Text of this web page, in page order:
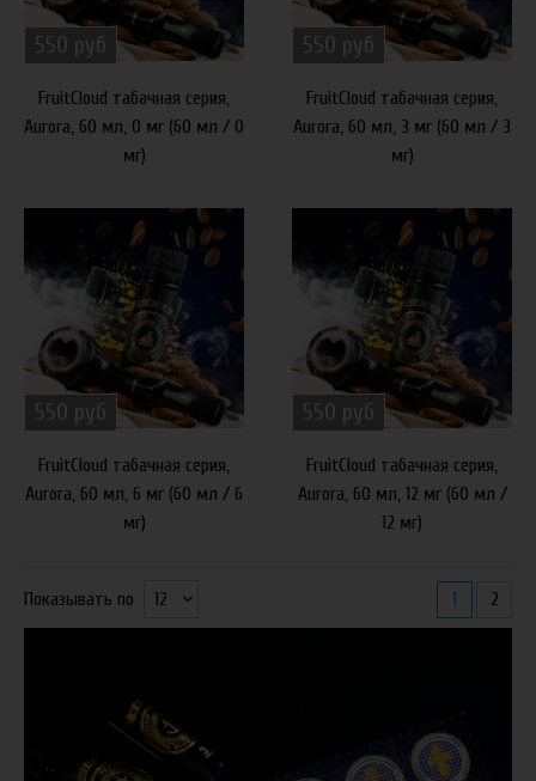
550 руб
FruitCloud табачная серия,
Aurora, 60 мл, 0 мг (60 мл / 0
мг)
550 руб
FruitCloud табачная серия,
Aurora, 60 мл, 3 мг (60 мл / 3
мг)
550 руб
FruitCloud табачная серия,
Aurora, 60 мл, 6 мг (60 мл / 6
мг)
550 руб
FruitCloud табачная серия,
Aurora, 60 мл, 12 мг (60 мл /
12 мг)
Показывать по 1 2